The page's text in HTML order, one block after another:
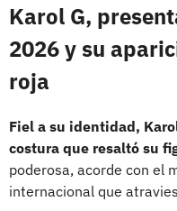
Karol G,
2026 y su
roja
Fiel a su identidad,
costura que resaltó su
poderosa, acorde con el
internacional que